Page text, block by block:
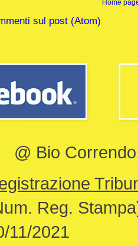
Home
sul post (Atom)
@ Bio
Reg.
11/2021